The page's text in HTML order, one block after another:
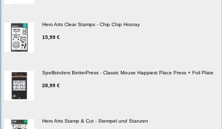
Hero Arts Clear Stamps - Chip Chip Hooray
15,99 €
Spellbinders BetterPress - Classic Mouse Happiest Place Press + Foil Plate
28,99 €
Hero Arts Stamp & Cut - Stempel und Stanzen